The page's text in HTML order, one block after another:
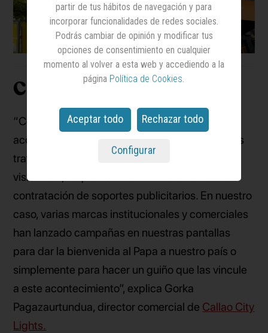
Callao City Lights
“Como siempre que hay previsto algún
acontecimiento de gran repercusión, las marcas
tratan de vincularse al mismo para lograr mayor
visibilidad, lo que deriva en un incremento de la
contratación de soportes publicitarios. En nuestro
caso, varias marcas institucionales y comerciales
han lanzado campañas en nuestras pantallas
para dar la bienvenida al Papa a nuestro país o
simplemente para hacer un guiño que las vincule
a este acontecimiento”, explica Gorka
Pagazaurtundua, director comercial de Callao City
Lights.
partir de tus hábitos de navegación y para
incorporar funcionalidades de redes sociales.
Podrás cambiar de opinión y modificar tus
opciones de consentimiento en cualquier
momento al volver a esta web y accediendo a la
página Política de Cookies
Aceptar todo Rechazar todo
Configurar